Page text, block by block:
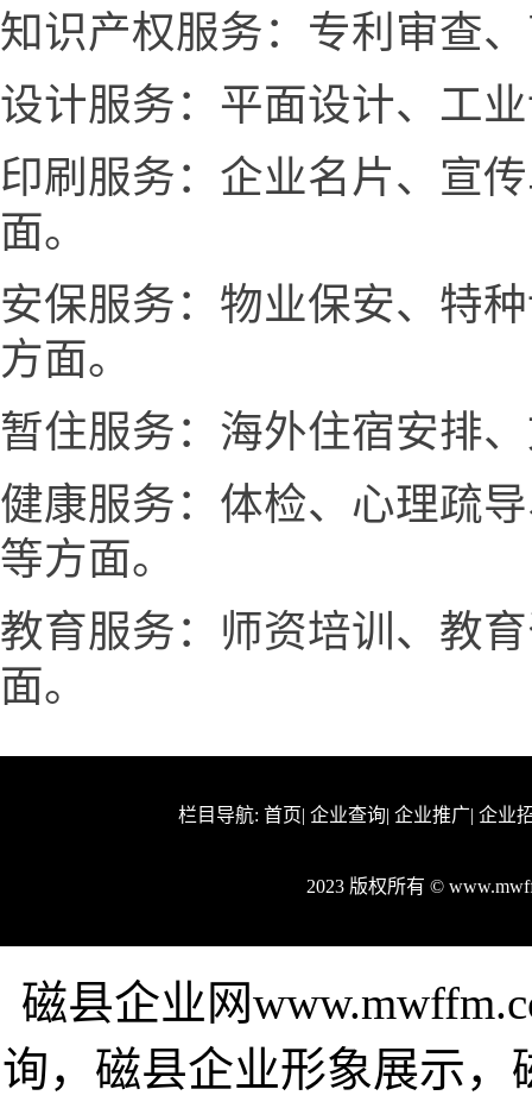
知识产权服务：专利审查
设计服务：平面设计、工
印刷服务：企业名片、宣
面。
安保服务：物业保安、特
方面。
暂住服务：海外住宿安排
健康服务：体检、心理疏
等方面。
教育服务：师资培训、教
面。
栏目导航: 首页| 企业查询| 企业推广| 企业
2023 版权所有 ©
磁县企业网
询，磁县企业形象展示